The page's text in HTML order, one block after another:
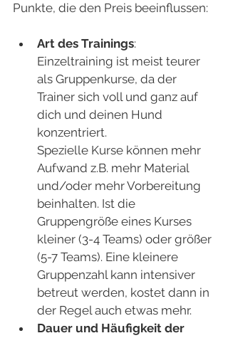
Punkte, die den Preis beeinflussen:
Art des Trainings:
Einzeltraining ist meist teurer
als Gruppenkurse, da der
Trainer sich voll und ganz auf
dich und deinen Hund
konzentriert.
Spezielle Kurse können mehr
Aufwand z.B. mehr Material
und/oder mehr Vorbereitung
beinhalten. Ist die
Gruppengröße eines Kurses
kleiner (3-4 Teams) oder größer
(5-7 Teams). Eine kleinere
Gruppenzahl kann intensiver
betreut werden, kostet dann in
der Regel auch etwas mehr.
Dauer und Häufigkeit der